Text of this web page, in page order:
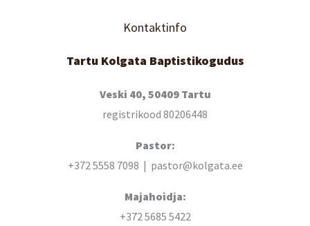
Kontaktinfo
Tartu Kolgata Baptistikogudus
Veski 40, 50409 Tartu
registrikood 80206448
Pastor:
+372 5558 7098 | pastor@kolgata.ee
Majahoidja:
+372 5685 5422